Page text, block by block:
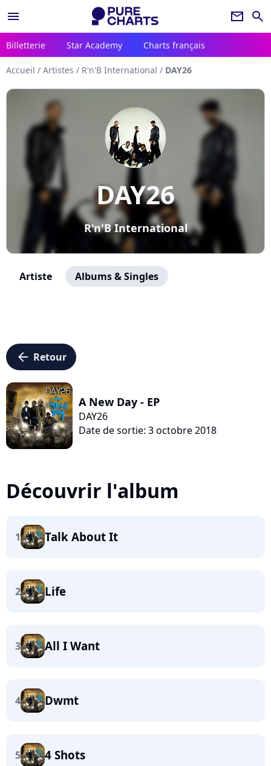
menu newsletter search
Billetterie Star Academy Charts français
Accueil / Artistes / R'n'B International / DAY26
DAY26
R'n'B International
Artiste Albums & Singles
arrow_left Retour
A New Day - EP
DAY26
Date de sortie: 3 octobre 2018
Découvrir l'album
1 Talk About It
2 Life
3 All I Want
4 Dwmt
5 4 Shots